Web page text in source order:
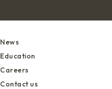
News
Education
Careers
Contact us